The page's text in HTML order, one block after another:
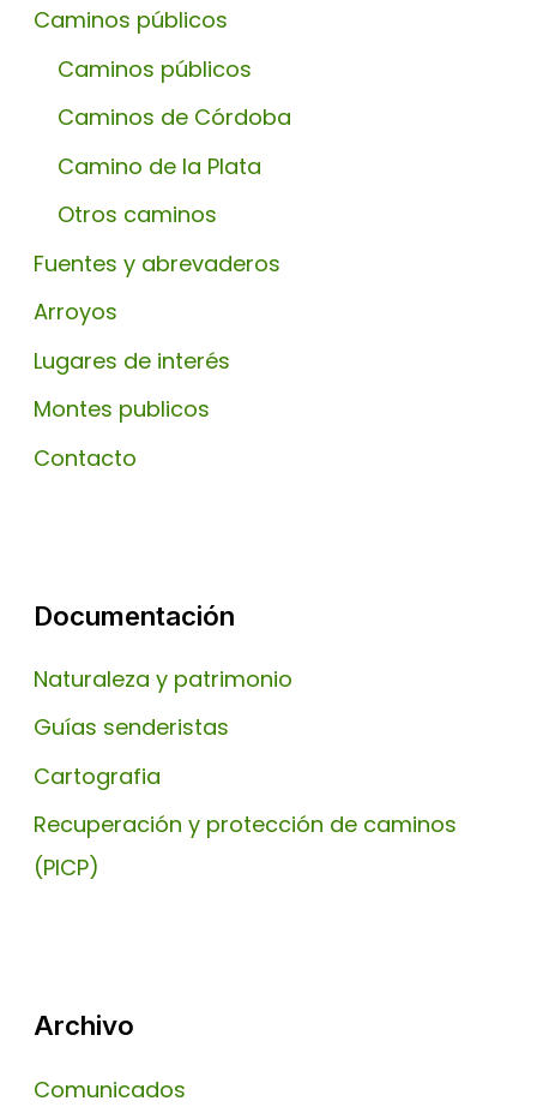
Caminos públicos
Caminos públicos
Caminos de Córdoba
Camino de la Plata
Otros caminos
Fuentes y abrevaderos
Arroyos
Lugares de interés
Montes publicos
Contacto
Documentación
Naturaleza y patrimonio
Guías senderistas
Cartografia
Recuperación y protección de caminos
(PICP)
Archivo
Comunicados